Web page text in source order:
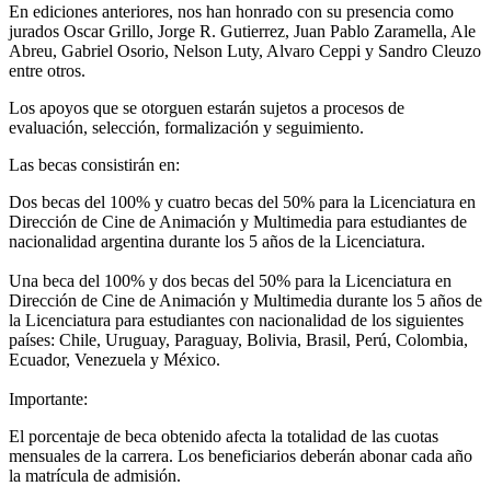
En ediciones anteriores, nos han honrado con su presencia como
jurados Oscar Grillo, Jorge R. Gutierrez, Juan Pablo Zaramella, Ale
Abreu, Gabriel Osorio, Nelson Luty, Alvaro Ceppi y Sandro Cleuzo
entre otros.
Los apoyos que se otorguen estarán sujetos a procesos de
evaluación, selección, formalización y seguimiento.
Las becas consistirán en:
Dos becas del 100% y cuatro becas del 50% para la Licenciatura en
Dirección de Cine de Animación y Multimedia para estudiantes de
nacionalidad argentina durante los 5 años de la Licenciatura.
Una beca del 100% y dos becas del 50% para la Licenciatura en
Dirección de Cine de Animación y Multimedia durante los 5 años de
la Licenciatura para estudiantes con nacionalidad de los siguientes
países: Chile, Uruguay, Paraguay, Bolivia, Brasil, Perú, Colombia,
Ecuador, Venezuela y México.
Importante:
El porcentaje de beca obtenido afecta la totalidad de las cuotas
mensuales de la carrera. Los beneficiarios deberán abonar cada año
la matrícula de admisión.